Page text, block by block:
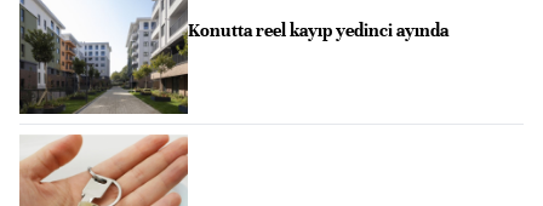
Konutta reel kayıp yedinci ayında